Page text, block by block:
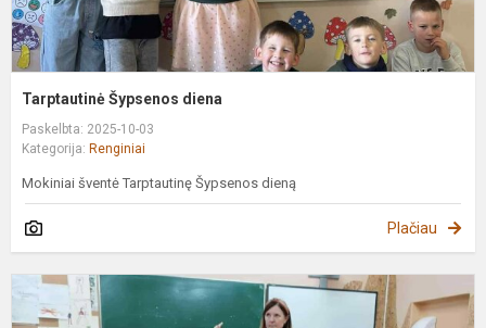
Tarptautinė Šypsenos diena
Paskelbta: 2025-10-03
Kategorija: Renginiai
Mokiniai šventė Tarptautinę Šypsenos dieną
Plačiau